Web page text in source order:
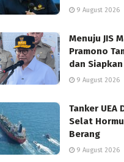
9 August 2026
Menuju JIS
Pramono
dan
9 August 2026
Tanker UEA
Selat
Berang
9 August 2026